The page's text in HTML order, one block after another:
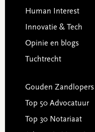
Human Interest
Innovatie & Tech
Opinie en blogs
Tuchtrecht
Gouden Zandlopers
Top 50 Advocatuur
Top 30 Notariaat